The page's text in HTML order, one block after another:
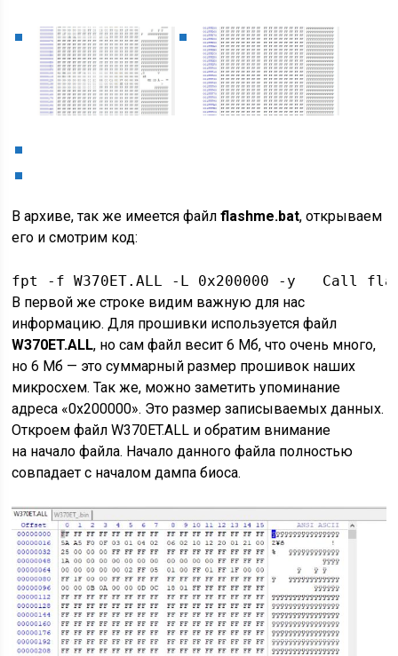
В архиве, так же имеется файлflashme.bat, открываем
его и смотрим код:
fpt -f W370ET.ALL -L 0x200000 -y   Call
В первой же строке видим важную для нас
информацию. Для прошивки используется файл
W370ET.ALL, но сам файл весит 6 Мб, что очень много,
но 6 Мб — это суммарный размер прошивок наших
микросхем. Так же, можно заметить упоминание
адреса «0x200000». Это размер записываемых данных.
Откроем файл W370ET.ALL и обратим внимание
на начало файла. Начало данного файла полностью
совпадает с началом дампа биоса.